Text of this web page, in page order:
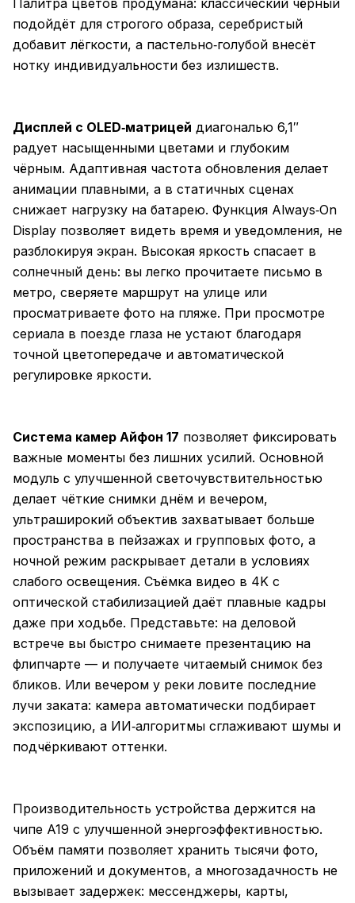
Палитра цветов продумана: классический чёрный
подойдёт для строгого образа, серебристый
добавит лёгкости, а пастельно‑голубой внесёт
нотку индивидуальности без излишеств.
Дисплей с OLED‑матрицей диагональю 6,1″
радует насыщенными цветами и глубоким
чёрным. Адаптивная частота обновления делает
анимации плавными, а в статичных сценах
снижает нагрузку на батарею. Функция Always‑On
Display позволяет видеть время и уведомления, не
разблокируя экран. Высокая яркость спасает в
солнечный день: вы легко прочитаете письмо в
метро, сверяете маршрут на улице или
просматриваете фото на пляже. При просмотре
сериала в поезде глаза не устают благодаря
точной цветопередаче и автоматической
регулировке яркости.
Система камер Айфон 17 позволяет фиксировать
важные моменты без лишних усилий. Основной
модуль с улучшенной светочувствительностью
делает чёткие снимки днём и вечером,
ультраширокий объектив захватывает больше
пространства в пейзажах и групповых фото, а
ночной режим раскрывает детали в условиях
слабого освещения. Съёмка видео в 4K с
оптической стабилизацией даёт плавные кадры
даже при ходьбе. Представьте: на деловой
встрече вы быстро снимаете презентацию на
флипчарте — и получаете читаемый снимок без
бликов. Или вечером у реки ловите последние
лучи заката: камера автоматически подбирает
экспозицию, а ИИ‑алгоритмы сглаживают шумы и
подчёркивают оттенки.
Производительность устройства держится на
чипе A19 с улучшенной энергоэффективностью.
Объём памяти позволяет хранить тысячи фото,
приложений и документов, а многозадачность не
вызывает задержек: мессенджеры, карты,